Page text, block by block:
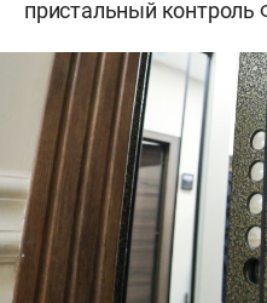
при доходах свыше
Декларация 3-
размере
сдачу жилья за
сдается в ФНС до
налог
Налогообложение
Налог на
пристальный